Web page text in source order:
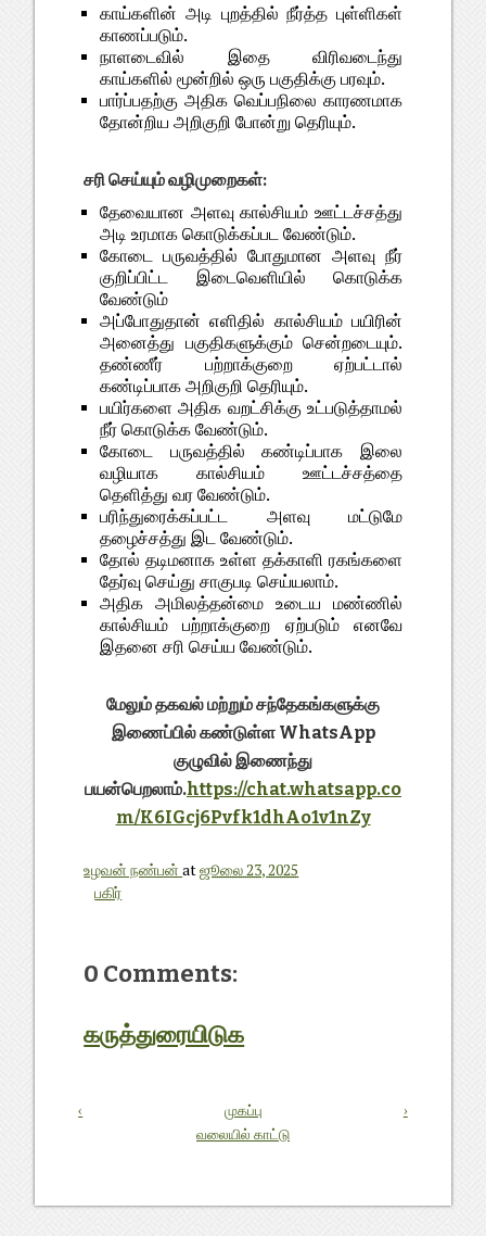
காய்களின் அடி புறத்தில் நீர்த்த புள்ளிகள்
காணப்படும்.
நாளடைவில் இதை விரிவடைந்து
காய்களில் மூன்றில் ஒரு பகுதிக்கு பரவும்.
பார்ப்பதற்கு அதிக வெப்பநிலை காரணமாக
தோன்றிய அறிகுறி போன்று தெரியும்.
சரி செய்யும் வழிமுறைகள்:
தேவையான அளவு கால்சியம் ஊட்டச்சத்து
அடி உரமாக கொடுக்கப்பட வேண்டும்.
கோடை பருவத்தில் போதுமான அளவு நீர்
குறிப்பிட்ட இடைவெளியில் கொடுக்க
வேண்டும்
அப்போதுதான் எளிதில் கால்சியம் பயிரின்
அனைத்து பகுதிகளுக்கும் சென்றடையும்.
தண்ணீர் பற்றாக்குறை ஏற்பட்டால்
கண்டிப்பாக அறிகுறி தெரியும்.
பயிர்களை அதிக வறட்சிக்கு உட்படுத்தாமல்
நீர் கொடுக்க வேண்டும்.
கோடை பருவத்தில் கண்டிப்பாக இலை
வழியாக கால்சியம் ஊட்டச்சத்தை
தெளித்து வர வேண்டும்.
பரிந்துரைக்கப்பட்ட அளவு மட்டுமே
தழைச்சத்து இட வேண்டும்.
தோல் தடிமனாக உள்ள தக்காளி ரகங்களை
தேர்வு செய்து சாகுபடி செய்யலாம்.
அதிக அமிலத்தன்மை உடைய மண்ணில்
கால்சியம் பற்றாக்குறை ஏற்படும் எனவே
இதனை சரி செய்ய வேண்டும்.
மேலும் தகவல் மற்றும் சந்தேகங்களுக்கு
இணைப்பில் கண்டுள்ள WhatsApp
குழுவில் இணைந்து
பயன்பெறலாம்.https://chat.whatsapp.co
m/K6IGcj6Pvfk1dhAo1v1nZy
உழவன் நண்பன்atஜூலை 23, 2025
பகிர்
0 Comments:
கருத்துரையிடுக
‹ ›
முகப்பு
வலையில் காட்டு